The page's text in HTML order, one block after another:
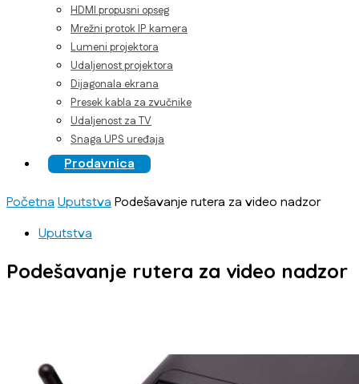
HDMI propusni opseg
Mrežni protok IP kamera
Lumeni projektora
Udaljenost projektora
Dijagonala ekrana
Presek kabla za zvučnike
Udaljenost za TV
Snaga UPS uređaja
Prodavnica
PočetnaUputstvaPodešavanje rutera za video nadzor
Uputstva
Podešavanje rutera za video nadzor